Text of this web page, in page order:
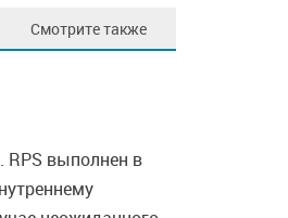
Смотрите также
RPS выполнен в